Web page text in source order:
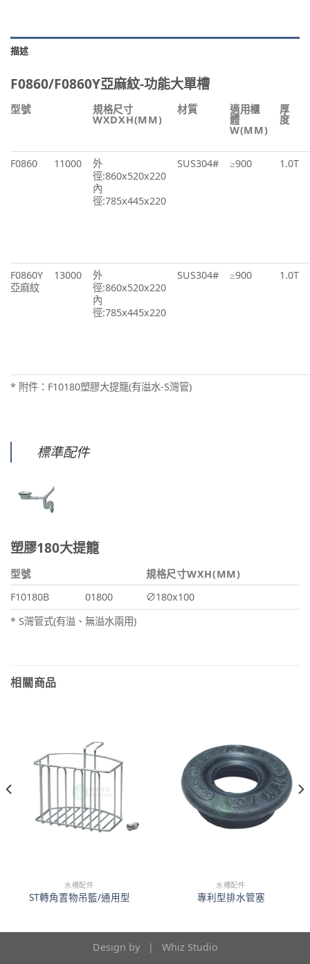
描述
F0860/F0860Y亞麻紋-功能大單槽
型號 規格尺寸
WXDXH(MM)
材質 適用櫃
體
W(MM)
厚
度
F0860 11000
外
徑:860x520x220
內
徑:785x445x220
SUS304# ≥900 1.0T
F0860Y
亞麻紋
13000
外
徑:860x520x220
內
徑:785x445x220
SUS304# ≥900 1.0T
* 附件：F10180塑膠大提籠(有溢水-S灣管)
標準配件
塑膠180大提籠
型號
規格尺寸WXH(MM)
F10180B
01800
∅180x100
* S灣管式(有溢、無溢水兩用)
相關商品
水槽配件
ST轉角置物吊籃/通用型
水槽配件
專利型排水管塞
Design by | Whiz Studio